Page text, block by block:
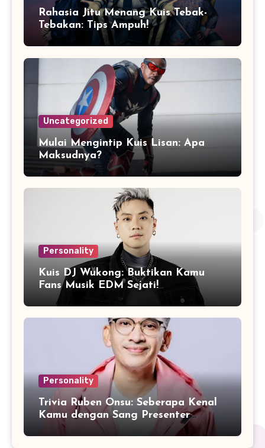
Rahasia Jitu Menang Kuis Tebak-
Tebakan: Tips Ampuh!
Uncategorized
Mulai Mengintip Kuis Lisan: Apa
Maksudnya?
Personality
Kuis DJ Wukong: Buktikan Kamu
Fans Musik EDM Sejati!
Personality
Trivia Ruben Onsu: Seberapa Kenal
Kamu dengan Sang Presenter
Serbabisa?